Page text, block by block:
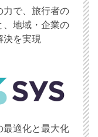
力で、旅行者の
、地域・企業の
決を実現
最適化と最大化